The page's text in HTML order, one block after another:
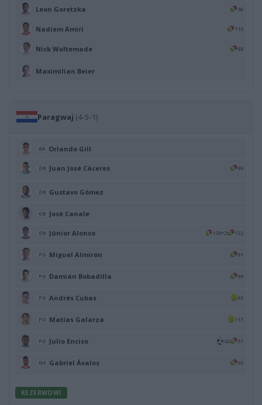
Leon Goretzka 46
Nadiem Amiri 110
Nick Woltemade 88
Maximilian Beier
Paragwaj (4-5-1)
BR Orlando Gill
OB Juan José Cáceres 99
OB Gustavo Gómez
OB José Canale
OB Júnior Alonso 120+2 122
PO Miguel Almirón 91
PO Damián Bobadilla 99
PO Andrés Cubas 65
PO Matías Galarza 117
PO Julio Enciso 42 57
NA Gabriel Ávalos 55
REZERWOWI